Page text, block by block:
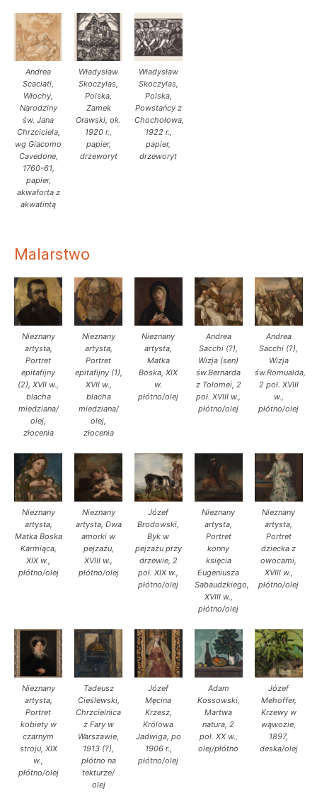
Andrea
Scaciati,
Włochy,
Narodziny
św. Jana
Chrzciciela,
wg Giacomo
Cavedone,
1760-61,
papier,
akwaforta z
akwatintą
Władysław
Skoczylas,
Polska,
Zamek
Orawski, ok.
1920 r.,
papier,
drzeworyt
Władysław
Skoczylas,
Polska,
Powstańcy z
Chochołowa,
1922 r.,
papier,
drzeworyt
Malarstwo
Nieznany
artysta,
Portret
epitafijny
(2), XVII w.,
blacha
miedziana/
olej,
złocenia
Nieznany
artysta,
Portret
epitafijny (1),
XVII w.,
blacha
miedziana/
olej,
złocenia
Nieznany
artysta,
Matka
Boska, XIX
w.
płótno/olej
Andrea
Sacchi (?),
Wizja (sen)
św.Bernarda
z Tolomei, 2
poł. XVIII w.,
płótno/olej
Andrea
Sacchi (?),
Wizja
św.Romualda,
2 poł. XVIII
w.,
płótno/olej
Nieznany
artysta,
Matka Boska
Karmiąca,
XIX w.,
płótno/olej
Nieznany
artysta, Dwa
amorki w
pejzażu,
XVIII w.,
płótno/olej
Józef
Brodowski,
Byk w
pejzażu przy
drzewie, 2
poł. XIX w.,
płótno/olej
Nieznany
artysta,
Portret
konny
księcia
Eugeniusza
Sabaudzkiego,
XVIII w.,
płótno/olej
Nieznany
artysta,
Portret
dziecka z
owocami,
XVIII w.,
płótno/olej
Nieznany
artysta,
Portret
kobiety w
czarnym
stroju, XIX
w.,
płótno/olej
Tadeusz
Cieślewski,
Chrzcielnica
z Fary w
Warszawie,
1913 (?),
płótno na
tekturze/
olej
Józef
Męcina
Krzesz,
Królowa
Jadwiga, po
1906 r.,
płótno/olej
Adam
Kossowski,
Martwa
natura, 2
poł. XX w.,
olej/płótno
Józef
Mehoffer,
Krzewy w
wąwozie,
1897,
deska/olej